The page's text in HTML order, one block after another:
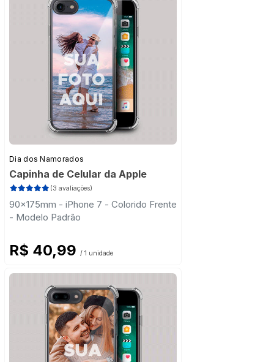
Dia dos Namorados
Capinha de Celular da Apple
(3 avaliações)
90x175mm - iPhone 7 - Colorido Frente
- Modelo Padrão
R$ 40,99 / 1 unidade